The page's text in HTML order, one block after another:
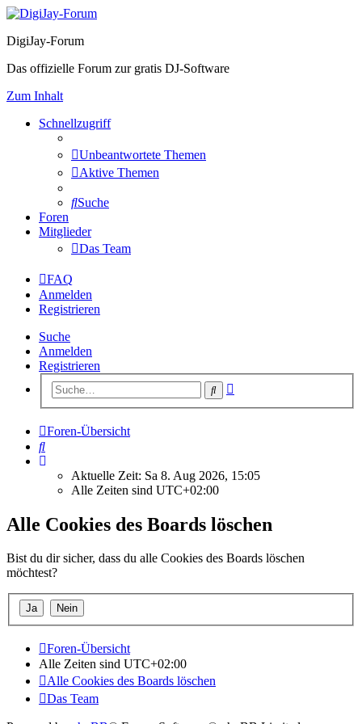
DigiJay-Forum
Das offizielle Forum zur gratis DJ-Software
Zum Inhalt
Schnellzugriff
Unbeantwortete Themen
Aktive Themen
Suche
Foren
Mitglieder
Das Team
FAQ
Anmelden
Registrieren
Suche
Anmelden
Registrieren
Suche
Foren-Übersicht
Suche
Aktuelle Zeit: Sa 8. Aug 2026, 15:05
Alle Zeiten sind UTC+02:00
Alle Cookies des Boards löschen
Bist du dir sicher, dass du alle Cookies des Boards löschen
möchtest?
Foren-Übersicht
Alle Zeiten sind UTC+02:00
Alle Cookies des Boards löschen
Das Team